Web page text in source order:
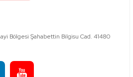
Bölgesi Şahabettin Bilgisu Cad. 41480